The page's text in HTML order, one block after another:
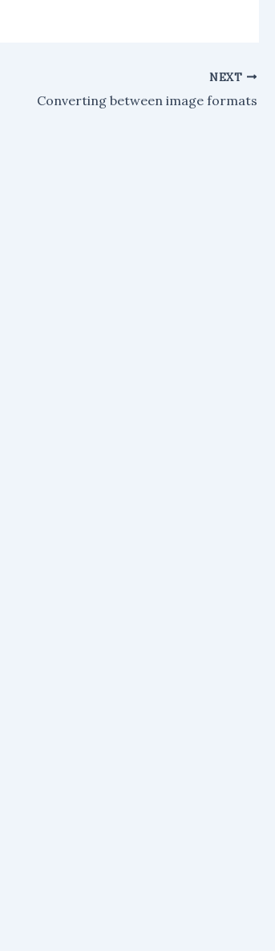
NEXT
Converting between image formats